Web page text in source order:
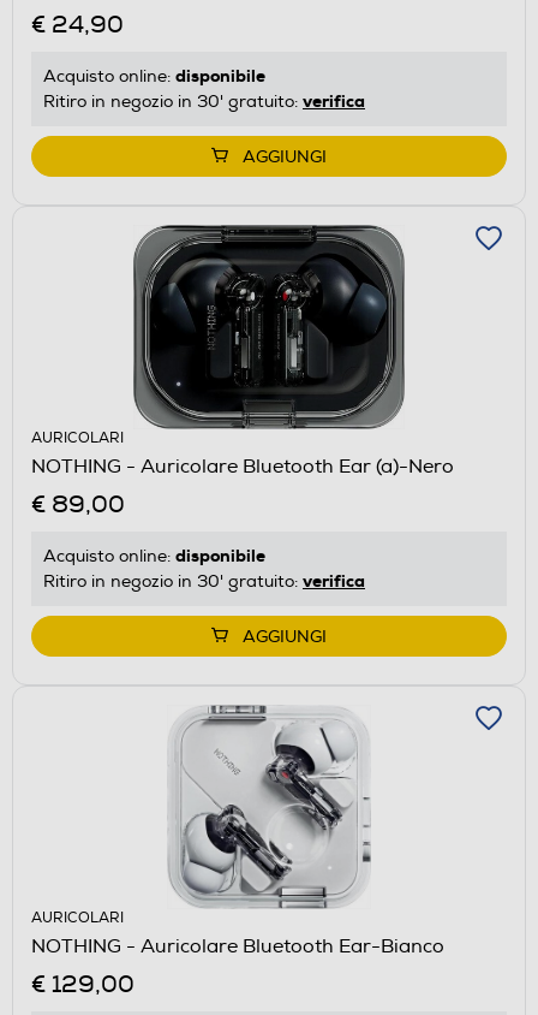
€ 24,90
Acquisto online: disponibile
Ritiro in negozio in 30' gratuito: verifica
AGGIUNGI
AURICOLARI
NOTHING - Auricolare Bluetooth Ear (a)-Nero
€ 89,00
Acquisto online: disponibile
Ritiro in negozio in 30' gratuito: verifica
AGGIUNGI
AURICOLARI
NOTHING - Auricolare Bluetooth Ear-Bianco
€ 129,00